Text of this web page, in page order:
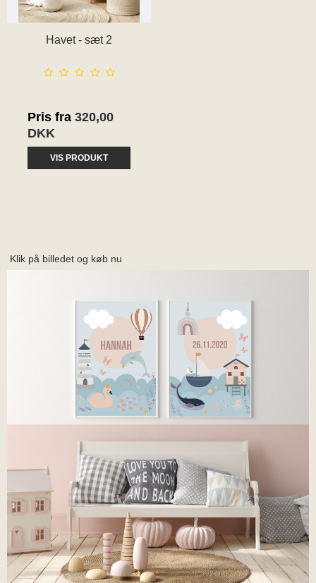
Havet - sæt 2
Pris fra 320,00
DKK
VIS PRODUKT
Klik på billedet og køb nu